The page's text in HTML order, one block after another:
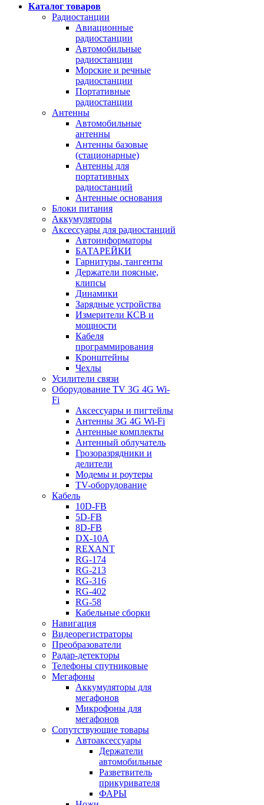
Каталог товаров
Радиостанции
Авиационные
радиостанции
Автомобильные
радиостанции
Морские и речные
радиостанции
Портативные
радиостанции
Антенны
Автомобильные
антенны
Антенны базовые
(стационарные)
Антенны для
портативных
радиостанций
Антенные основания
Блоки питания
Аккумуляторы
Аксессуары для радиостанций
Автоинформаторы
БАТАРЕЙКИ
Гарнитуры, тангенты
Держатели поясные,
клипсы
Динамики
Зарядные устройства
Измерители КСВ и
мощности
Кабеля
программирования
Кронштейны
Чехлы
Усилители связи
Оборудование TV 3G 4G Wi-
Fi
Аксессуары и пигтейлы
Антенны 3G 4G Wi-Fi
Антенные комплекты
Антенный облучатель
Грозоразрядники и
делители
Модемы и роутеры
TV-оборудование
Кабель
10D-FB
5D-FB
8D-FB
DX-10A
REXANT
RG-174
RG-213
RG-316
RG-402
RG-58
Кабельные сборки
Навигация
Видеорегистраторы
Преобразователи
Радар-детекторы
Телефоны спутниковые
Мегафоны
Аккумуляторы для
мегафонов
Микрофоны для
мегафонов
Сопутствующие товары
Автоаксессуары
Держатели
автомобильные
Разветвитель
прикуривателя
ФАРЫ